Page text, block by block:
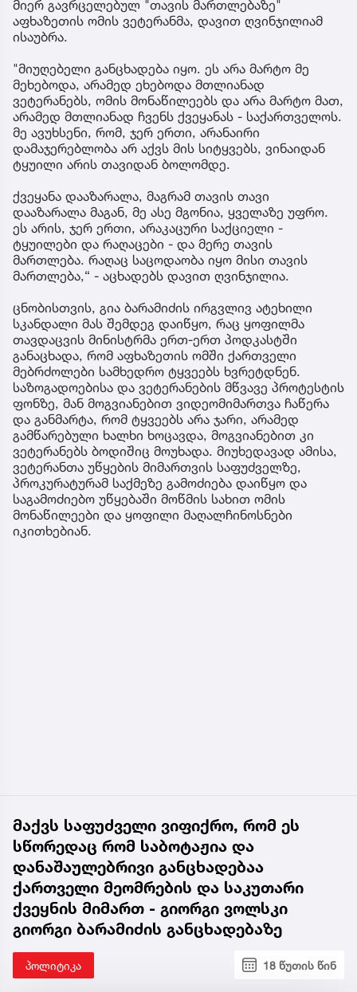
მიერ გავრცელებულ "თავის მართლებაზე"
აფხაზეთის ომის ვეტერანმა, დავით ღვინჯილიამ
ისაუბრა.
"მიუღებელი განცხადება იყო. ეს არა მარტო მე
მეხებოდა, არამედ ეხებოდა მთლიანად
ვეტერანებს, ომის მონაწილეებს და არა მარტო მათ,
არამედ მთლიანად ჩვენს ქვეყანას - საქართველოს.
მე ავუხსენი, რომ, ჯერ ერთი, არანაირი
დამაჯერებლობა არ აქვს მის სიტყვებს, ვინაიდან
ტყუილი არის თავიდან ბოლომდე.
ქვეყანა დააზარალა, მაგრამ თავის თავი
დააზარალა მაგან, მე ასე მგონია, ყველაზე უფრო.
ეს არის, ჯერ ერთი, არაკაცური საქციელი -
ტყუილები და რაღაცები - და მერე თავის
მართლება. რაღაც საცოდაობა იყო მისი თავის
მართლება,“ - აცხადებს დავით ღვინჯილია.
ცნობისთვის, გია ბარამიძის ირგვლივ ატეხილი
სკანდალი მას შემდეგ დაიწყო, რაც ყოფილმა
თავდაცვის მინისტრმა ერთ-ერთ პოდკასტში
განაცხადა, რომ აფხაზეთის ომში ქართველი
მებრძოლები სამხედრო ტყვეებს ხვრეტდნენ.
საზოგადოებისა და ვეტერანების მწვავე პროტესტის
ფონზე, მან მოგვიანებით ვიდეომიმართვა ჩაწერა
და განმარტა, რომ ტყვეებს არა ჯარი, არამედ
გამწარებული ხალხი ხოცავდა, მოგვიანებით კი
ვეტერანებს ბოდიშიც მოუხადა. მიუხედავად ამისა,
ვეტერანთა უწყების მიმართვის საფუძველზე,
პროკურატურამ საქმეზე გამოძიება დაიწყო და
საგამოძიებო უწყებაში მოწმის სახით ომის
მონაწილეები და ყოფილი მაღალჩინოსნები
იკითხებიან.
მაქვს საფუძველი ვიფიქრო, რომ ეს
სწორედაც რომ საბოტაჟია და
დანაშაულებრივი განცხადებაა
ქართველი მეომრების და საკუთარი
ქვეყნის მიმართ - გიორგი ვოლსკი
გიორგი ბარამიძის განცხადებაზე
პოლიტიკა 18 წუთის წინ